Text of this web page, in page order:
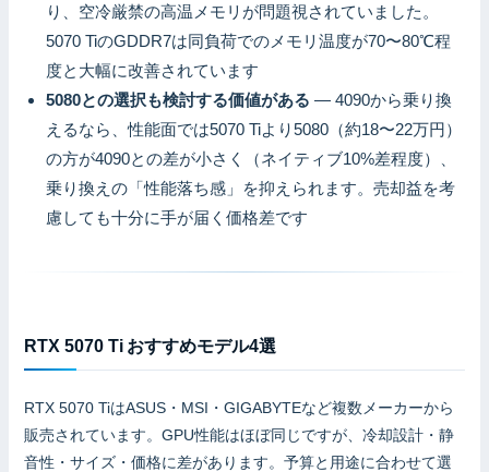
り、空冷厳禁の高温メモリが問題視されていました。
5070 TiのGDDR7は同負荷でのメモリ温度が70〜80℃程
度と大幅に改善されています
5080との選択も検討する価値がある — 4090から乗り換
えるなら、性能面では5070 Tiより5080（約18〜22万円）
の方が4090との差が小さく（ネイティブ10%差程度）、
乗り換えの「性能落ち感」を抑えられます。売却益を考
慮しても十分に手が届く価格差です
RTX 5070 Ti おすすめモデル4選
RTX 5070 TiはASUS・MSI・GIGABYTEなど複数メーカーから
販売されています。GPU性能はほぼ同じですが、冷却設計・静
音性・サイズ・価格に差があります。予算と用途に合わせて選